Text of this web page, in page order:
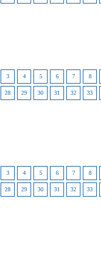
3 4 5 6 7 8
28 29 30 31 32 33
3 4 5 6 7 8
28 29 30 31 32 33